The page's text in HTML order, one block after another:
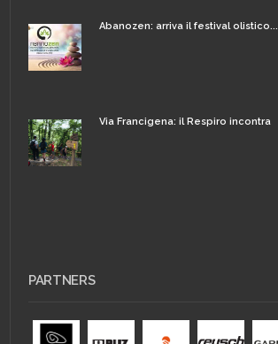
Abanozen: arriva il festival olistico...
Via Francigena: il Respiro incontra
PARTNERS